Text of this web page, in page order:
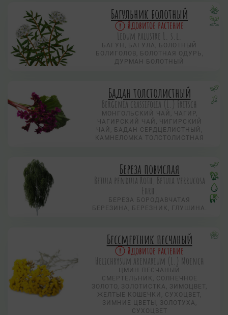
Багульник болотный
Ядовитое растение
Ledum palustre L. s.l.
БАГУН, БАГУЛА, БОЛОТНЫЙ
БОЛИГОЛОВ, БОЛОТНАЯ ОДУРЬ,
ДУРМАН БОЛОТНЫЙ
Бадан толстолистный
Bergenia crassifolia (L.) Fritsch
МОНГОЛЬСКИЙ ЧАЙ, ЧАГИР,
ЧАГИРСКИЙ ЧАЙ, ЧИГИРСКИЙ
ЧАЙ, БАДАН СЕРДЦЕЛИСТНЫЙ,
КАМНЕЛОМКА ТОЛСТОЛИСТНАЯ
Береза повислая
Betula pendula Roth, Betula verrucosa
Ehrh.
БЕРЕЗА БОРОДАВЧАТАЯ
БЕРЕЗИНА, БЕРЕЗНИК, ГЛУШИНА.
Бессмертник песчаный
Ядовитое растение
Helichrysum arenarium (L.) Moench
ЦМИН ПЕСЧАНЫЙ
СМЕРТЕЛЬНИК, СОЛНЕЧНОЕ
ЗОЛОТО, ЗОЛОТИСТКА, ЗИМОЦВЕТ,
ЖЕЛТЫЕ КОШЕЧКИ, СУХОЦВЕТ,
ЗИМНИЕ ЦВЕТЫ, ЗОЛОТУХА,
СУХОЦВЕТ